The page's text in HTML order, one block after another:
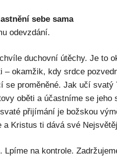
sebe sama
odevzdání.
duchovní útěchy. Je to
– okamžik, kdy srdce
se proměněné. Jak učí svatý
oběti a účastníme se jeho
přijímání je božskou
Kristus ti dává své
Lpíme na kontrole.